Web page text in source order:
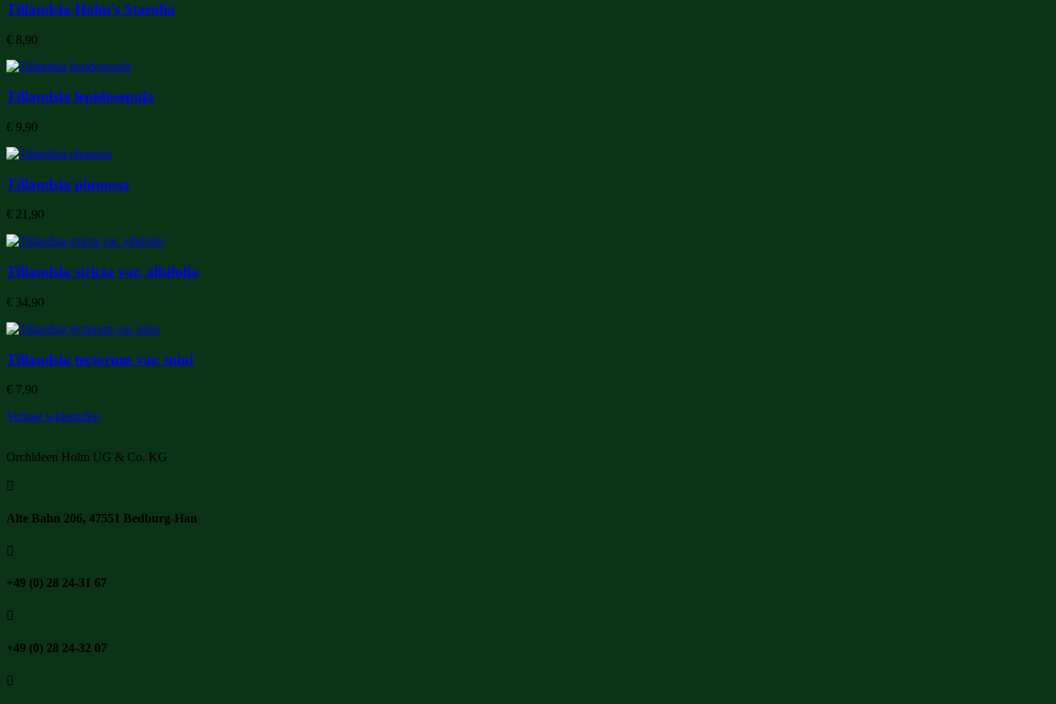
Tillandsia Holm's Starolia
€ 8,90
Tillandsia lepidosepala
€ 9,90
Tillandsia plumosa
€ 21,90
Tillandsia stricta var. albifolia
€ 34,90
Tillandsia tectorum var. mini
€ 7,90
Vertrag widerrufen
Orchideen Holm UG & Co. KG

Alte Bahn 206, 47551 Bedburg-Hau

+49 (0) 28 24-31 67

+49 (0) 28 24-32 07
